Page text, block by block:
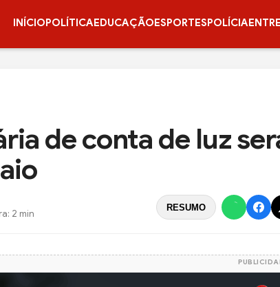
INÍCIOPOLÍTICAEDUCAÇÃOESPORTESPOLÍCIA
de conta de luz
2 min
RESUMO